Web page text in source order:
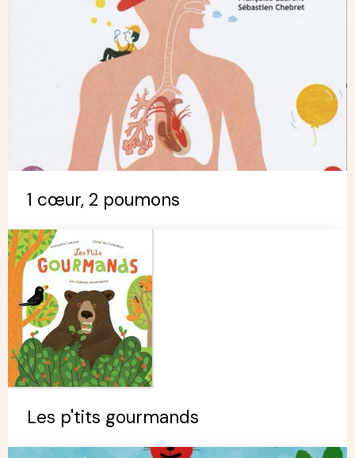
1 cœur, 2 poumons
Les p'tits gourmands